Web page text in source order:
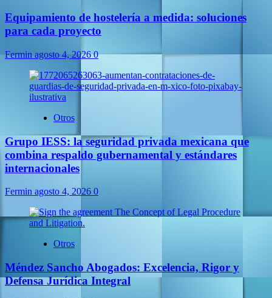
Equipamiento de hostelería a medida: soluciones
para cada proyecto
Fermin agosto 4, 20260
Otros
Grupo IESS: la seguridad privada mexicana que
combina respaldo gubernamental y estándares
internacionales
Fermin agosto 4, 2026 0
Otros
Méndez Sancho Abogados: Excelencia, Rigor y
Defensa Jurídica Integral